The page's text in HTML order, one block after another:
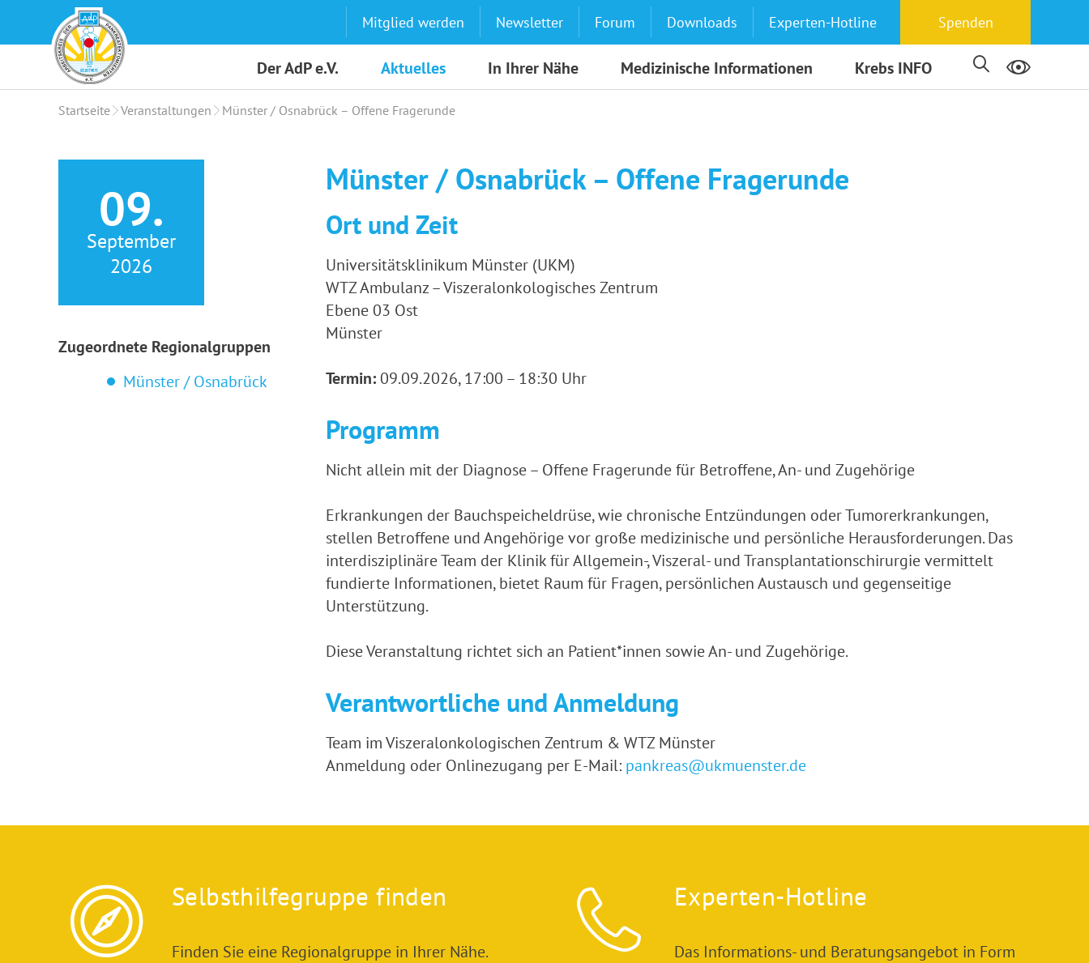
Mitglied werden Newsletter Forum Downloads Experten-Hotline Spenden
Der AdP e.V. Aktuelles In Ihrer Nähe Medizinische Informationen Krebs INFO
Startseite Veranstaltungen Münster / Osnabrück – Offene Fragerunde
09.
September
2026
Zugeordnete Regionalgruppen
Münster / Osnabrück
Münster / Osnabrück – Offene Fragerunde
Ort und Zeit
Universitätsklinikum Münster (UKM)
WTZ Ambulanz – Viszeralonkologisches Zentrum
Ebene 03 Ost
Münster
Termin:09.09.2026, 17:00 – 18:30 Uhr
Programm
Nicht allein mit der Diagnose – Offene Fragerunde für Betroffene, An- und Zugehörige
Erkrankungen der Bauchspeicheldrüse, wie chronische Entzündungen oder Tumorerkrankungen,
stellen Betroffene und Angehörige vor große medizinische und persönliche Herausforderungen. Das
interdisziplinäre Team der Klinik für Allgemein-, Viszeral- und Transplantationschirurgie vermittelt
fundierte Informationen, bietet Raum für Fragen, persönlichen Austausch und gegenseitige
Unterstützung.
Diese Veranstaltung richtet sich an Patient*innen sowie An- und Zugehörige.
Verantwortliche und Anmeldung
Team im Viszeralonkologischen Zentrum & WTZ Münster
Anmeldung oder Onlinezugang per E-Mail: pankreas@ukmuenster.de
Selbsthilfegruppe finden
Finden Sie eine Regionalgruppe in Ihrer Nähe.
Experten-Hotline
Das Informations- und Beratungsangebot in Form